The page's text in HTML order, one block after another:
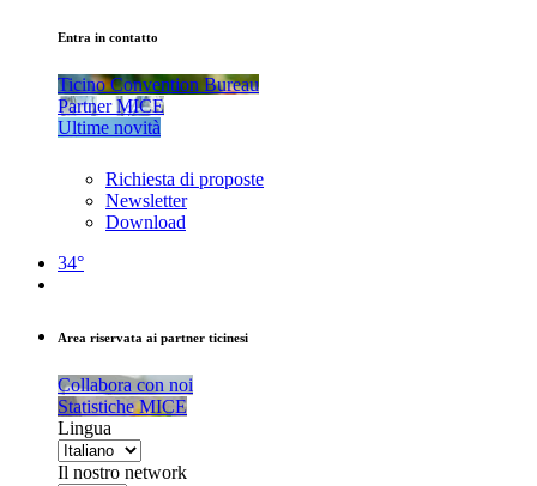
Entra in contatto
Ticino Convention Bureau
Partner MICE
Ultime novità
Richiesta di proposte
Newsletter
Download
34°
Area riservata ai partner ticinesi
Collabora con noi
Statistiche MICE
Lingua
Il nostro network